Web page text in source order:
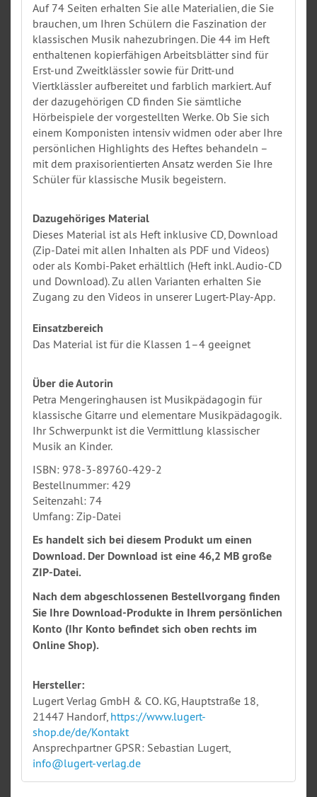
Auf 74 Seiten erhalten Sie alle Materialien, die Sie
brauchen, um Ihren Schülern die Faszination der
klassischen Musik nahezubringen. Die 44 im Heft
enthaltenen kopierfähigen Arbeitsblätter sind für
Erst-und Zweitklässler sowie für Dritt-und
Viertklässler aufbereitet und farblich markiert. Auf
der dazugehörigen CD finden Sie sämtliche
Hörbeispiele der vorgestellten Werke. Ob Sie sich
einem Komponisten intensiv widmen oder aber Ihre
persönlichen Highlights des Heftes behandeln –
mit dem praxisorientierten Ansatz werden Sie Ihre
Schüler für klassische Musik begeistern.
Dazugehöriges Material
Dieses Material ist als Heft inklusive CD, Download
(Zip-Datei mit allen Inhalten als PDF und Videos)
oder als Kombi-Paket erhältlich (Heft inkl. Audio-CD
und Download). Zu allen Varianten erhalten Sie
Zugang zu den Videos in unserer Lugert-Play-App.
Einsatzbereich
Das Material ist für die Klassen 1–4 geeignet
Über die Autorin
Petra Mengeringhausen ist Musikpädagogin für
klassische Gitarre und elementare Musikpädagogik.
Ihr Schwerpunkt ist die Vermittlung klassischer
Musik an Kinder.
ISBN: 978-3-89760-429-2
Bestellnummer: 429
Seitenzahl: 74
Umfang: Zip-Datei
Es handelt sich bei diesem Produkt um einen
Download. Der Download ist eine 46,2 MB große
ZIP-Datei.
Nach dem abgeschlossenen Bestellvorgang finden
Sie Ihre Download-Produkte in Ihrem persönlichen
Konto (Ihr Konto befindet sich oben rechts im
Online Shop).
Hersteller:
Lugert Verlag GmbH & CO. KG, Hauptstraße 18,
21447 Handorf, https://www.lugert-
shop.de/de/Kontakt
Ansprechpartner GPSR: Sebastian Lugert,
info@lugert-verlag.de